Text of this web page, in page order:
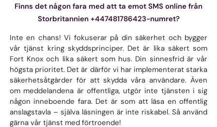
Finns det någon fara med att ta emot SMS online från
Storbritannien +447481786423-numret?
Inte en chans! Vi fokuserar på din säkerhet och bygger
vår tjänst kring skyddsprinciper. Det är lika säkert som
Fort Knox och lika säkert som hus. Din sinnesfrid är vår
högsta prioritet. Det är därför vi har implementerat starka
säkerhetsåtgärder för att skydda våra användare. Även
om meddelandena är offentliga, utgör inte tjänsten i sig
någon inneboende fara. Det är som att läsa en offentlig
anslagstavla – själva läsningen är inte riskabel. Så använd
gärna vår tjänst med förtroende!